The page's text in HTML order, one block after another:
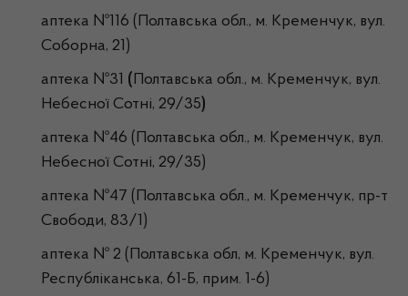
аптека №116 (Полтавська обл., м. Кременчук, вул.
Соборна, 21)
аптека №31 (Полтавська обл., м. Кременчук, вул.
Небесної Сотні, 29/35)
аптека №46 (Полтавська обл., м. Кременчук, вул.
Небесної Сотні, 29/35)
аптека №47 (Полтавська обл., м. Кременчук, пр-т
Свободи, 83/1)
аптека № 2 (Полтавська обл, м. Кременчук, вул.
Республіканська, 61-Б, прим. 1-6)